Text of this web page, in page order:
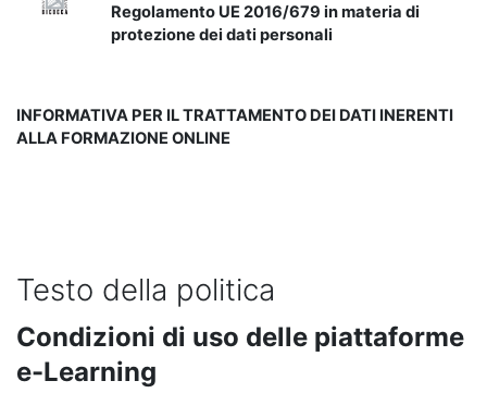
Regolamento UE 2016/679 in materia di
protezione dei dati personali
INFORMATIVA PER IL TRATTAMENTO DEI DATI INERENTI
ALLA FORMAZIONE ONLINE
Testo della politica
Condizioni di uso delle piattaforme
e-Learning